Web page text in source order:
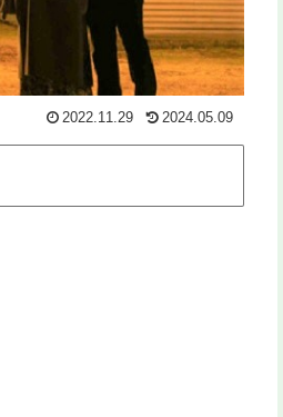
2022.11.29 2024.05.09